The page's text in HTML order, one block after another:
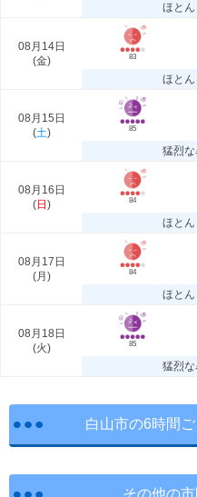
ほと
08月14日
(金) 83
ほと
08月15日
(土) 85
猛烈
08月16日
(日 ) 84
ほと
08月17日
(月 ) 84
ほと
08月18日
(火) 85
猛烈
白山市の6時間
その他の